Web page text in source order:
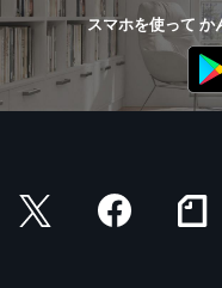
スマホを使って か